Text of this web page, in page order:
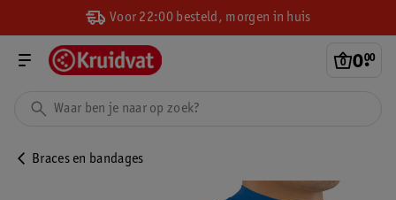
Voor 22:00 besteld, morgen in huis
0.
00
Braces en bandages